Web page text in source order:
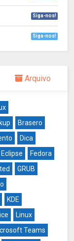
Siga-nos!
Siga-nos!
Arquivo
Brasero
Dica
Eclipse
Fedora
GRUB
KDE
Linux
Teams